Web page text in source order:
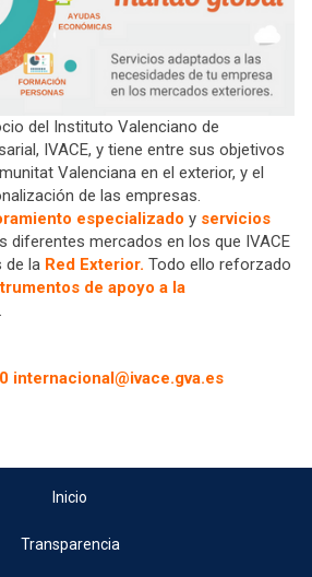
del Instituto Valenciano de
IVACE, y tiene entre sus objetivos
Valenciana en el exterior, y el
de las empresas.
especializado y servicios
diferentes mercados en los que IVACE
de la Red Exterior. Todo ello reforzado
de apoyo a la
.
internacional@ivace.gva.es
Inicio
Transparencia